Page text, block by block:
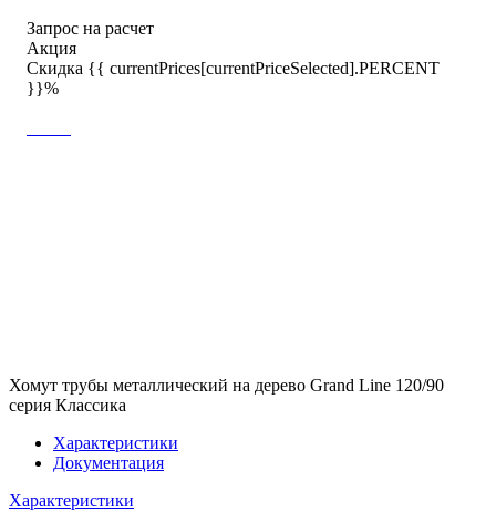
Запрос на расчет
Акция
Скидка {{ currentPrices[currentPriceSelected].PERCENT
}}%
Хомут трубы металлический на дерево Grand Line 120/90
серия Классика
Характеристики
Документация
Характеристики